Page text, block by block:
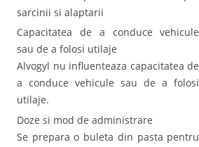
sarcinii si alaptarii
Capacitatea de a conduce vehicule
sau de a folosi utilaje
Alvogyl nu influenteaza capacitatea de
a conduce vehicule sau de a folosi
utilaje.
Doze si mod de administrare
Se prepara o buleta din pasta pentru